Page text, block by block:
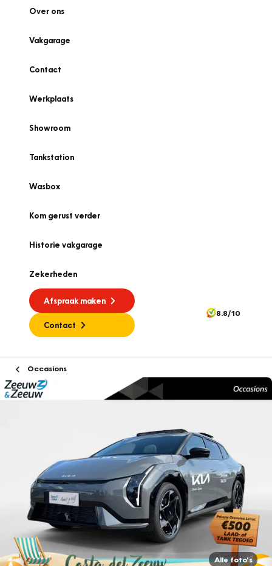
Over ons
Vakgarage
Contact
Werkplaats
Showroom
Tankstation
Wasbox
Kom gerust verder
Historie vakgarage
Zekerheden
Afspraak maken
Contact
8.8/10
Occasions
Alle foto's